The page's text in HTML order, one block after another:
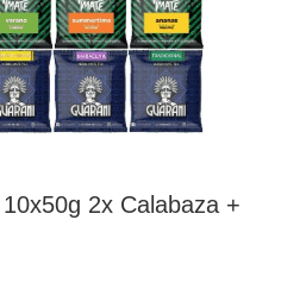
2x Calabaza +